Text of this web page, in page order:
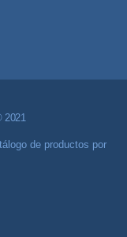
2021
de productos por